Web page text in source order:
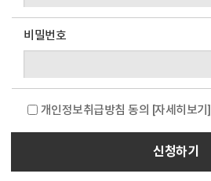
비밀번호
개인정보취급방침 동의 [자세히보기]
신청하기